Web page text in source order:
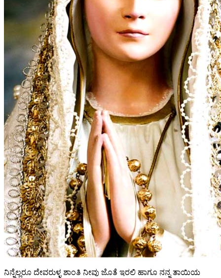
ನಿನ್ನೆಲ್ಲರೂ ದೇವರುಳ್ಳ ಶಾಂತಿ ನೀವು ಜೊತೆ ಇರಲಿ ಹಾಗೂ ನನ್ನ ತಾಯಿಯ